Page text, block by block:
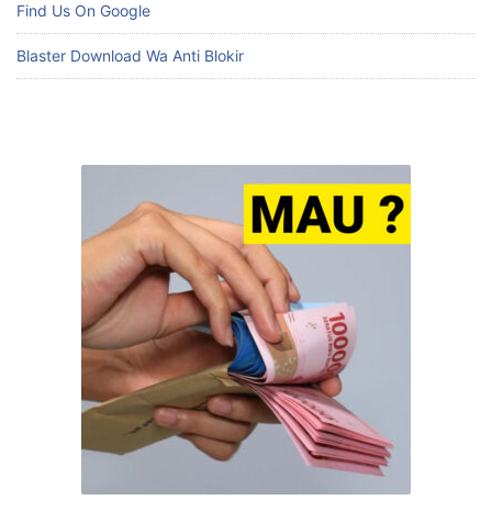
Find Us On Google
Blaster Download Wa Anti Blokir